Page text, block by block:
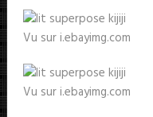
Vu sur i.ebayimg.com
Vu sur i.ebayimg.com